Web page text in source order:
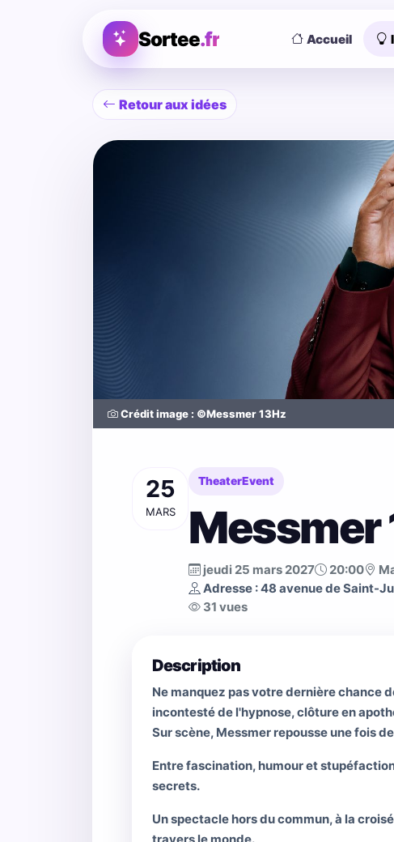
Sortee.fr Accueil
Retour aux idées
Crédit image : ©Messmer 13Hz
25
MARS
TheaterEvent
Messmer
jeudi 25 mars 2027 20:00
Adresse : 48 avenue de Saint­-
31 vues
Description
Ne manquez pas votre dernière chance
incontesté de l'hypnose, clôture en
Sur scène, Messmer repousse une fois
Entre fascination, humour et
secrets.
Un spectacle hors du commun, à la